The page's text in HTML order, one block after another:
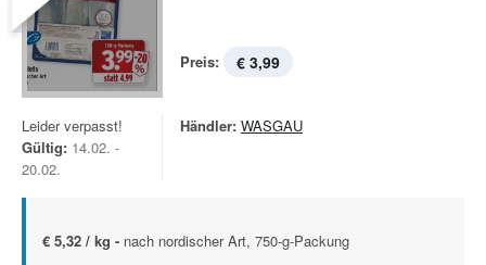
Preis: € 3,99
Leider verpasst!
Gültig: 14.02. -
20.02.
Händler: WASGAU
€ 5,32 / kg - nach nordischer Art, 750-g-Packung